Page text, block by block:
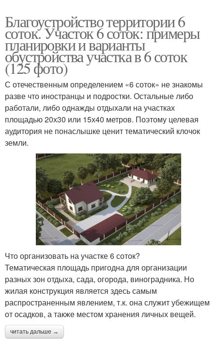
Благоустройство территории 6
соток. Участок 6 соток: примеры
планировки и варианты
обустройства участка в 6 соток
(125 фото)
С отечественным определением «6 соток» не знакомы
разве что иностранцы и подростки. Остальные либо
работали, либо однажды отдыхали на участках
площадью 20х30 или 15х40 метров. Поэтому целевая
аудитория не понаслышке ценит тематический клочок
земли.
Что организовать на участке 6 соток?
Тематическая площадь пригодна для организации
разных зон отдыха, сада, огорода, виноградника. Но
жилая конструкция является здесь самым
распространенным явлением, т.к. она служит убежищем
от осадков, а также местом хранения личных вещей.
читать дальше →